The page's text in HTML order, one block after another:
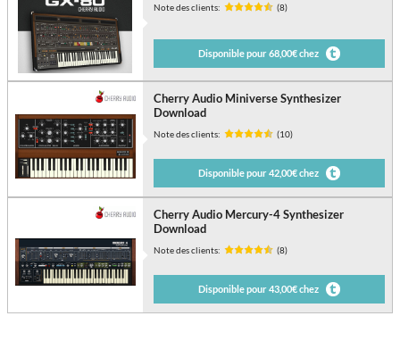
Note des clients: (8)
Disponible pour 68,00€ chez
Cherry Audio Miniverse Synthesizer
Download
Note des clients: (10)
Disponible pour 42,00€ chez
Cherry Audio Mercury-4 Synthesizer
Download
Note des clients: (8)
Disponible pour 43,00€ chez